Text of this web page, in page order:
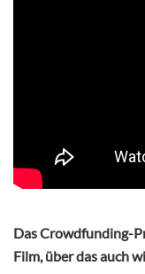
Das Crowdfunding-
Film, über das auch